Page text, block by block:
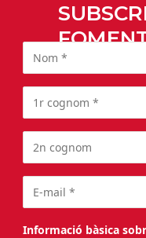
Informació bàsica